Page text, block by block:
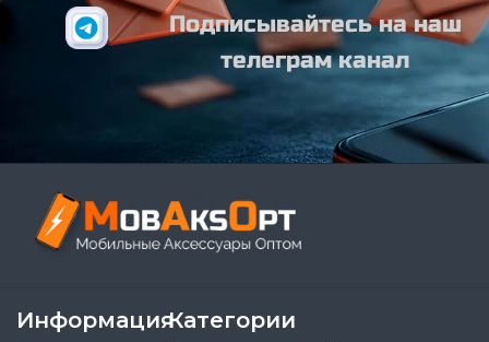
Подписывайтесь на наш
телеграм канал
ИнформацияКатегории